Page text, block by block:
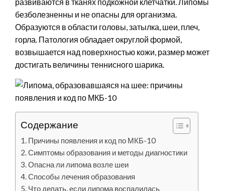
безболезненны и не опасны для организма.
Образуются в области головы, затылка, шеи, плеч,
горла. Патология обладает округлой формой,
возвышается над поверхностью кожи, размер может
достигать величины теннисного шарика.
Содержание
Причины появления и код по МКБ-10
Симптомы образования и методы диагностики
Опасна ли липома возле шеи
Способы лечения образования
Что делать, если липома воспалилась